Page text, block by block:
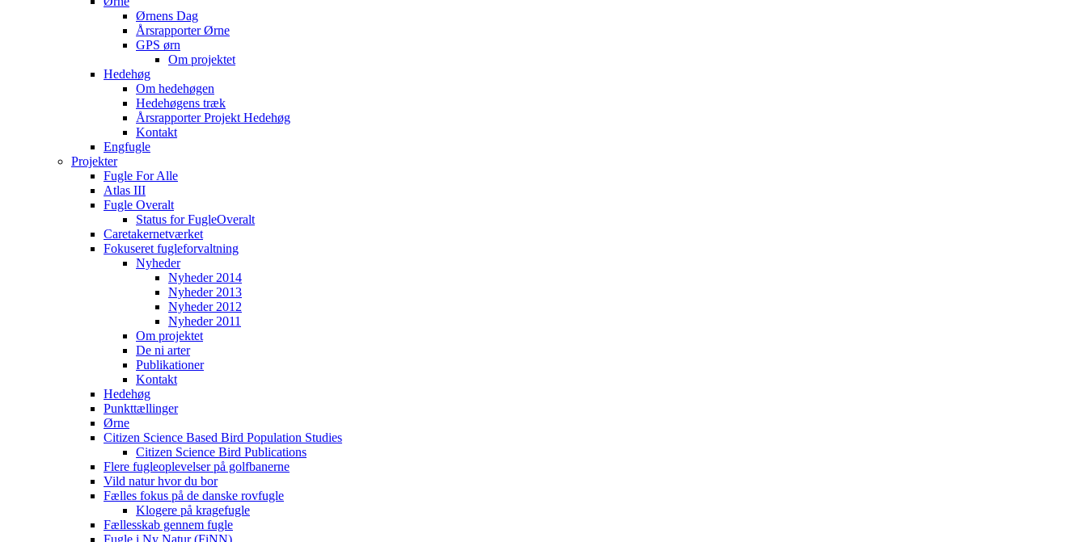
Ørnens Dag
Årsrapporter Ørne
GPS ørn
Om projektet
Hedehøg
Om hedehøgen
Hedehøgens træk
Årsrapporter Projekt Hedehøg
Kontakt
Engfugle
Projekter
Fugle For Alle
Atlas III
Fugle Overalt
Status for FugleOveralt
Caretakernetværket
Fokuseret fugleforvaltning
Nyheder
Nyheder 2014
Nyheder 2013
Nyheder 2012
Nyheder 2011
Om projektet
De ni arter
Publikationer
Kontakt
Hedehøg
Punkttællinger
Ørne
Citizen Science Based Bird Population Studies
Citizen Science Bird Publications
Flere fugleoplevelser på golfbanerne
Vild natur hvor du bor
Fælles fokus på de danske rovfugle
Klogere på kragefugle
Fællesskab gennem fugle
Fugle i Ny Natur (FiNN)